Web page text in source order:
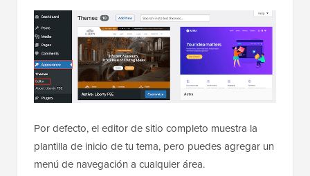
Por defecto, el editor de sitio completo muestra la
plantilla de inicio de tu tema, pero puedes agregar un
menú de navegación a cualquier área.